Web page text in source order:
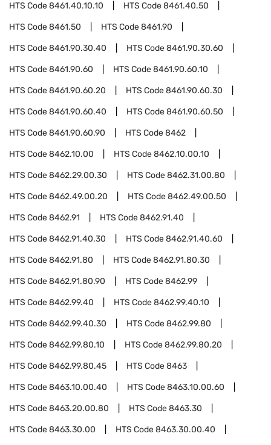
HTS Code8461.40.10.10 HTS Code8461.40.50
HTS Code8461.50 HTS Code8461.90
HTS Code8461.90.30.40 HTS Code8461.90.30.60
HTS Code8461.90.60 HTS Code8461.90.60.10
HTS Code8461.90.60.20 HTS Code8461.90.60.30
HTS Code8461.90.60.40 HTS Code8461.90.60.50
HTS Code8461.90.60.90 HTS Code8462
HTS Code8462.10.00 HTS Code8462.10.00.10
HTS Code8462.29.00.30 HTS Code8462.31.00.80
HTS Code8462.49.00.20 HTS Code8462.49.00.50
HTS Code8462.91 HTS Code8462.91.40
HTS Code8462.91.40.30 HTS Code8462.91.40.60
HTS Code8462.91.80 HTS Code8462.91.80.30
HTS Code8462.91.80.90 HTS Code8462.99
HTS Code8462.99.40 HTS Code8462.99.40.10
HTS Code8462.99.40.30 HTS Code8462.99.80
HTS Code8462.99.80.10 HTS Code8462.99.80.20
HTS Code8462.99.80.45 HTS Code8463
HTS Code8463.10.00.40 HTS Code8463.10.00.60
HTS Code8463.20.00.80 HTS Code8463.30
HTS Code8463.30.00 HTS Code8463.30.00.40